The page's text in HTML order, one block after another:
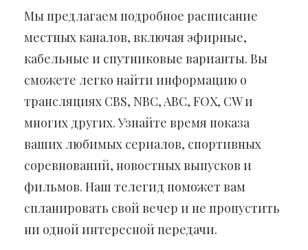
Мы предлагаем подробное расписание
местных каналов, включая эфирные,
кабельные и спутниковые варианты. Вы
сможете легко найти информацию о
трансляциях CBS, NBC, ABC, FOX, CW и
многих других. Узнайте время показа
ваших любимых сериалов, спортивных
соревнований, новостных выпусков и
фильмов. Наш телегид поможет вам
спланировать свой вечер и не пропустить
ни одной интересной передачи.